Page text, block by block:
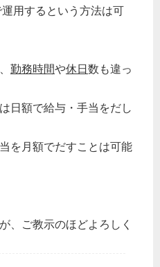
用するという方法は可
勤務時間や休日数も違っ
日額で給与・手当をだし
を月額でだすことは可能
、ご教示のほどよろしく